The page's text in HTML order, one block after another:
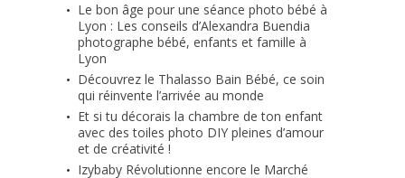
Le bon âge pour une séance photo bébé à
Lyon : Les conseils d’Alexandra Buendia
photographe bébé, enfants et famille à
Lyon
Découvrez le Thalasso Bain Bébé, ce soin
qui réinvente l’arrivée au monde
Et si tu décorais la chambre de ton enfant
avec des toiles photo DIY pleines d’amour
et de créativité !
Izybaby Révolutionne encore le Marché